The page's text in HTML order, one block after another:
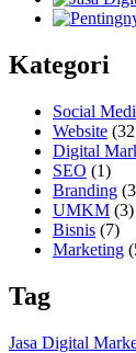
Kategori
Social
Website
Digital
SEO (1)
Branding
UMKM (3)
Bisnis (7)
Marketing
Tag
Jasa Digital